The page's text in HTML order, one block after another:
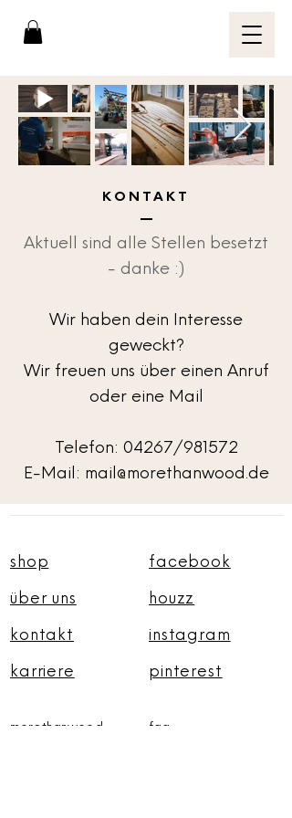
KONTAKT
Aktuell sind alle Stellen besetzt
- danke :)
Wir haben dein Interesse
geweckt?
Wir freuen uns über einen Anruf
oder eine Mail
Telefon: 04267/981572
E-Mail: mail@morethanwood.de
shop
über uns
kontakt
karriere
facebook
houzz
instagram
pinterest
morethanwood faq